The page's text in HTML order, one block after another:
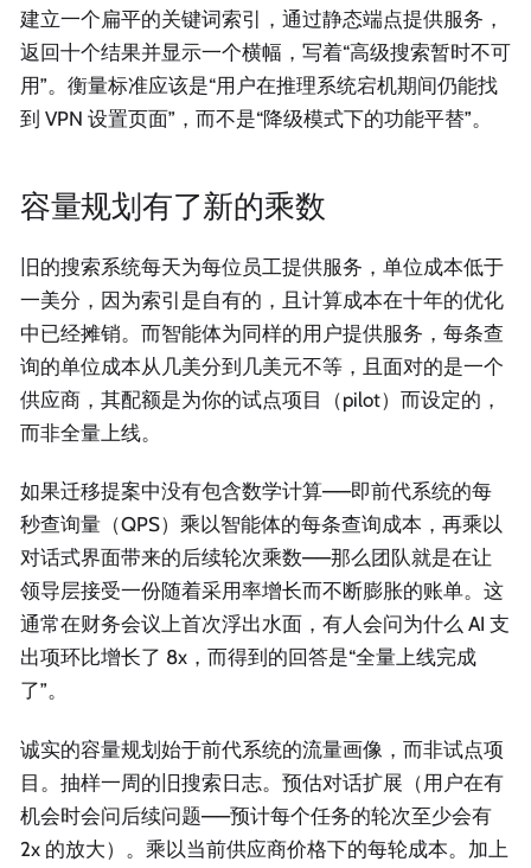
建立一个扁平的关键词索引，通过静态端点提供服务，
返回十个结果并显示一个横幅，写着“高级搜索暂时不可
用”。衡量标准应该是“用户在推理系统宕机期间仍能找
到 VPN 设置页面”，而不是“降级模式下的功能平替”。
容量规划有了新的乘数
旧的搜索系统每天为每位员工提供服务，单位成本低于
一美分，因为索引是自有的，且计算成本在十年的优化
中已经摊销。而智能体为同样的用户提供服务，每条查
询的单位成本从几美分到几美元不等，且面对的是一个
供应商，其配额是为你的试点项目（pilot）而设定的，
而非全量上线。
如果迁移提案中没有包含数学计算——即前代系统的每
秒查询量（QPS）乘以智能体的每条查询成本，再乘以
对话式界面带来的后续轮次乘数——那么团队就是在让
领导层接受一份随着采用率增长而不断膨胀的账单。这
通常在财务会议上首次浮出水面，有人会问为什么 AI 支
出项环比增长了 8x，而得到的回答是“全量上线完成
了”。
诚实的容量规划始于前代系统的流量画像，而非试点项
目。抽样一周的旧搜索日志。预估对话扩展（用户在有
机会时会问后续问题——预计每个任务的轮次至少会有
2x 的放大）。乘以当前供应商价格下的每轮成本。加上